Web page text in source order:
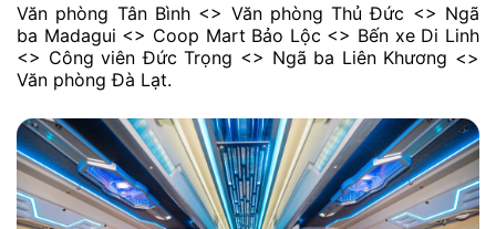
Văn phòng Tân Bình <> Văn phòng Thủ Đức <> Ngã
ba Madagui <> Coop Mart Bảo Lộc <> Bến xe Di Linh
<> Công viên Đức Trọng <> Ngã ba Liên Khương <>
Văn phòng Đà Lạt.